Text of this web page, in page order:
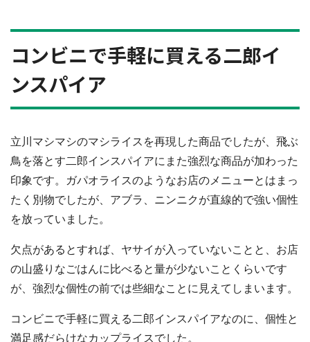
コンビニで手軽に買える二郎イ
ンスパイア
立川マシマシのマシライスを再現した商品でしたが、飛ぶ
鳥を落とす二郎インスパイアにまた強烈な商品が加わった
印象です。ガパオライスのようなお店のメニューとはまっ
たく別物でしたが、アブラ、ニンニクが直線的で強い個性
を放っていました。
欠点があるとすれば、ヤサイが入っていないことと、お店
の山盛りなごはんに比べると量が少ないことくらいです
が、強烈な個性の前では些細なことに見えてしまいます。
コンビニで手軽に買える二郎インスパイアなのに、個性と
満足感だらけなカップライスでした。